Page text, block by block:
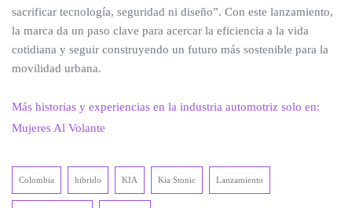
sacrificar tecnología, seguridad ni diseño”. Con este lanzamiento,
la marca da un paso clave para acercar la eficiencia a la vida
cotidiana y seguir construyendo un futuro más sostenible para la
movilidad urbana.
Más historias y experiencias en la industria automotriz solo en:
Mujeres Al Volante
Colombia hibrido KIA Kia Stonic Lanzamiento